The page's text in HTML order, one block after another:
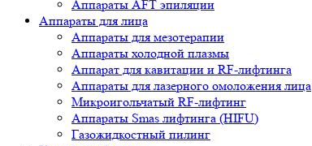
Аппараты AFT эпиляции
Аппараты для лица
Аппараты для мезотерапии
Аппараты холодной плазмы
Аппарат для кавитации и RF-лифтинга
Аппараты для лазерного омоложения лица
Микроигольчатый RF-лифтинг
Аппараты Smas лифтинга (HIFU)
Газожидкостный пилинг